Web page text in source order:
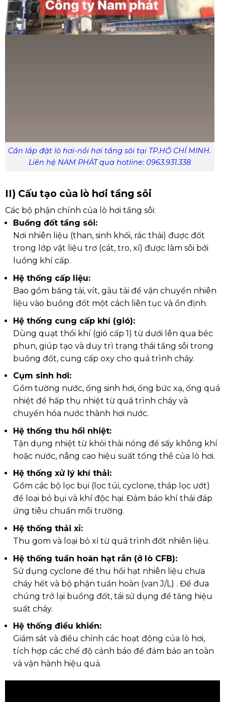
Cần lắp đặt lò hơi-nồi hơi tầng sôi tại TP.HỒ CHÍ MINH.
Liên hệ NAM PHÁT qua hotline: 0963.931.338
II) Cấu tạo của lò hơi tầng sôi
Các bộ phận chính của lò hơi tầng sôi:
Buồng đốt tầng sôi:
Nơi nhiên liệu (than, sinh khối, rác thải) được đốt
trong lớp vật liệu trơ (cát, tro, xỉ) được làm sôi bởi
luồng khí cấp.
Hệ thống cấp liệu:
Bao gồm băng tải, vít, gàu tải để vận chuyển nhiên
liệu vào buồng đốt một cách liên tục và ổn định.
Hệ thống cung cấp khí (gió):
Dùng quạt thổi khí (gió cấp 1) từ dưới lên qua béc
phun, giúp tạo và duy trì trạng thái tầng sôi trong
buồng đốt, cung cấp oxy cho quá trình cháy.
Cụm sinh hơi:
Gồm tường nước, ống sinh hơi, ống bức xạ, ống quá
nhiệt để hấp thụ nhiệt từ quá trình cháy và
chuyển hóa nước thành hơi nước.
Hệ thống thu hồi nhiệt:
Tận dụng nhiệt từ khói thải nóng để sấy không khí
hoặc nước, nâng cao hiệu suất tổng thể của lò hơi.
Hệ thống xử lý khí thải:
Gồm các bộ lọc bụi (lọc túi, cyclone, tháp lọc ướt)
để loại bỏ bụi và khí độc hại. Đảm bảo khí thải đáp
ứng tiêu chuẩn môi trường.
Hệ thống thải xỉ:
Thu gom và loại bỏ xỉ từ quá trình đốt nhiên liệu.
Hệ thống tuần hoàn hạt rắn (ở lò CFB):
Sử dụng cyclone để thu hồi hạt nhiên liệu chưa
cháy hết và bộ phận tuần hoàn (van J/L) . Để đưa
chúng trở lại buồng đốt, tái sử dụng để tăng hiệu
suất cháy.
Hệ thống điều khiển:
Giám sát và điều chỉnh các hoạt động của lò hơi,
tích hợp các chế độ cảnh báo để đảm bảo an toàn
và vận hành hiệu quả.